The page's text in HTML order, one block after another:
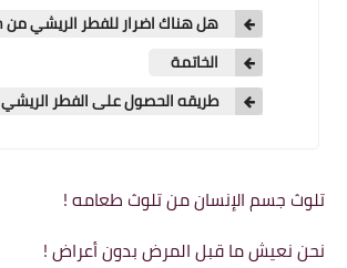
هل هناك اضرار للفطر الريشي من dxn؟
الخاتمة
طريقه الحصول على الفطر الريشي
تلوث جسم الإنسان من تلوث طعامه !
نحن نعيش ما قبل المرض بدون أعراض !